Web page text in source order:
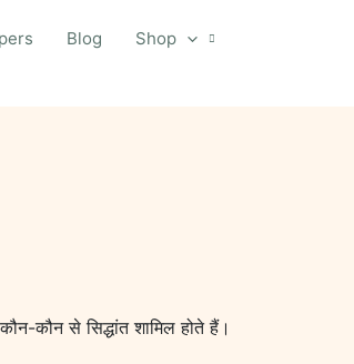
Blog
Shop
कौन से सिद्धांत शामिल होते हैं।